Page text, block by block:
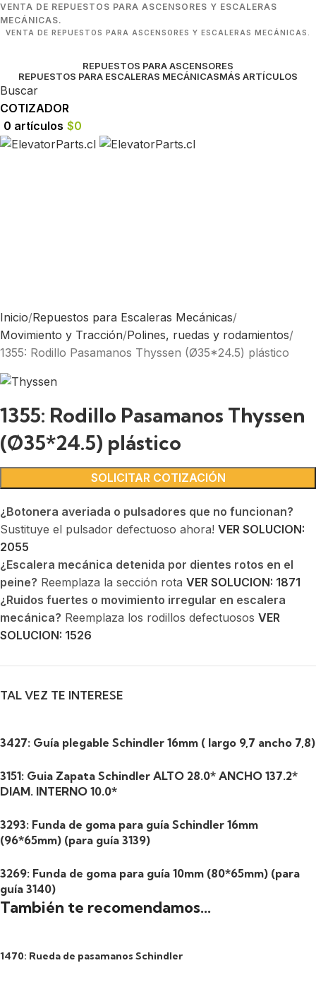
VENTA DE REPUESTOS PARA ASCENSORES Y ESCALERAS
MECÁNICAS.
VENTA DE REPUESTOS PARA ASCENSORES Y ESCALERAS MECÁNICAS.
REPUESTOS PARA ASCENSORES
REPUESTOS PARA ESCALERAS MECÁNICASMÁS ARTÍCULOS
Buscar
COTIZADOR
0 artículos $0
¿Botonera averiada o pulsadores que no funcionan?
Sustituye el pulsador defectuoso ahora! VER SOLUCION:
2055
¿Escalera mecánica detenida por dientes rotos en el
peine? Reemplaza la sección rota VER SOLUCION: 1871
¿Ruidos fuertes o movimiento irregular en escalera
mecánica? Reemplaza los rodillos defectuosos VER
SOLUCION: 1526
TAL VEZ TE INTERESE
3427: Guía plegable Schindler 16mm ( largo 9,7 ancho 7,8)
3151: Guia Zapata Schindler ALTO 28.0* ANCHO 137.2*
DIAM. INTERNO 10.0*
3293: Funda de goma para guía Schindler 16mm
(96*65mm) (para guía 3139)
3269: Funda de goma para guía 10mm (80*65mm) (para
guía 3140)
Inicio Repuestos para Escaleras Mecánicas
Movimiento y Tracción Polines, ruedas y rodamientos
1355: Rodillo Pasamanos Thyssen (Ø35*24.5) plástico
1355: Rodillo Pasamanos Thyssen
(Ø35*24.5) plástico
SOLICITAR COTIZACIÓN
También te recomendamos…
1470: Rueda de pasamanos Schindler